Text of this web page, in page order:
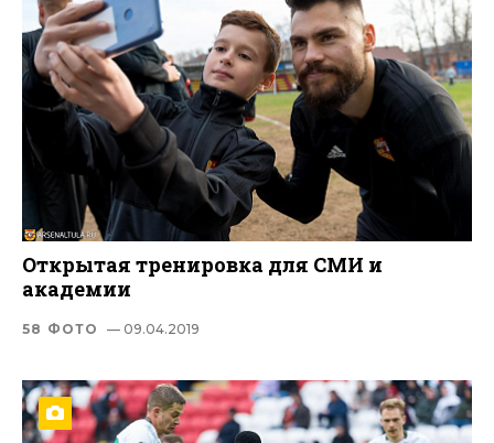
Открытая тренировка для СМИ и
академии
58 ФОТО — 09.04.2019